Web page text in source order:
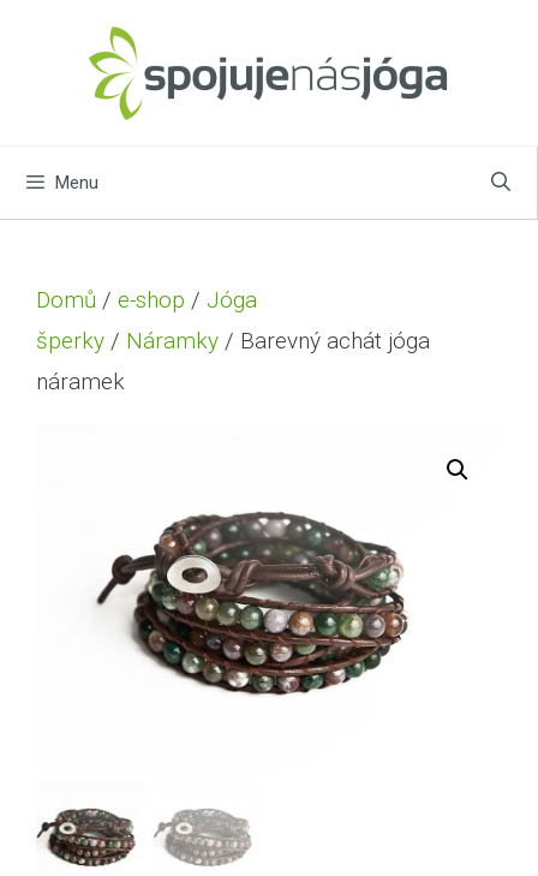
Menu
Domů / e-shop / Jóga
šperky / Náramky / Barevný achát jóga
náramek